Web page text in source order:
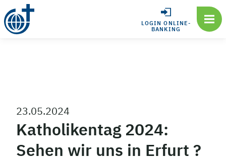
LOGIN ONLINE-
BANKING
23.05.2024
Katholikentag 2024:
Sehen wir uns in Erfurt ?